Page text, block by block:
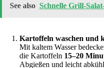
See also Schnelle Grill-
Kartoffeln waschen und
Mit kaltem Wasser
die Kartoffeln 15–20
Abgießen und leicht